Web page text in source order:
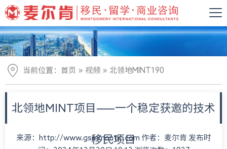
当前位置： 首页 » 视频 » 北领地MINT190
北领地MINT项目——一个稳定获邀的技术
移民项目
来源：http://www.gsmmontic.com 作者：麦尔肯 发布时